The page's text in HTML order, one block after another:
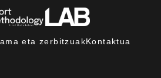
eta zerbitzuakKontaktua